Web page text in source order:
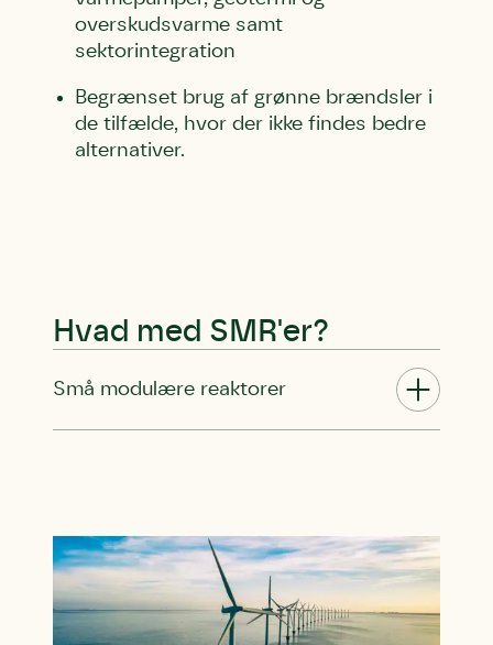
overskudsvarme samt
sektorintegration
Begrænset brug af grønne brændsler i
de tilfælde, hvor der ikke findes bedre
alternativer.
Hvad med SMR'er?
Små modulære reaktorer